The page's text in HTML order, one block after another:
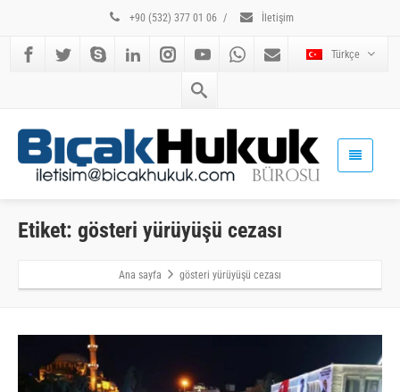
+90 (532) 377 01 06 / İletişim
Türkçe
Etiket: gösteri yürüyüşü cezası
Ana sayfa gösteri yürüyüşü cezası